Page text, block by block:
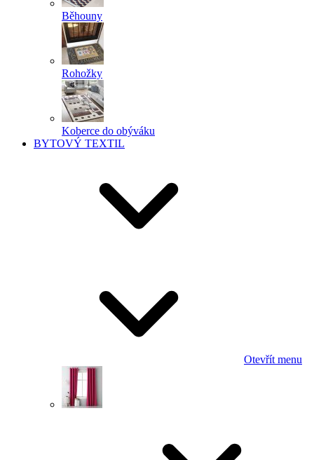
Běhouny
Rohožky
Koberce do obýváku
BYTOVÝ TEXTIL
Otevřít menu